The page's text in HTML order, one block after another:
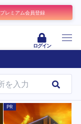
プレミアム会員登録
ログイン
PR